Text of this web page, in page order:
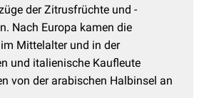
der Zitrusfrüchte und -
Nach Europa kamen die
Mittelalter und in der
und italienische Kaufleute
von der arabischen Halbinsel an